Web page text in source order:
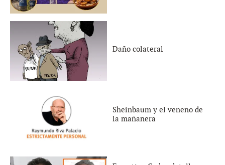
Daño colateral
Sheinbaum y el veneno de
la mañanera